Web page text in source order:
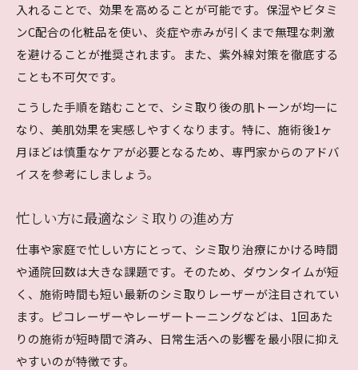
入れることで、効果を高めることが可能です。保湿やビタミ
ンC配合の化粧品を使い、炎症や赤みが引くまで無理な刺激
を避けることが推奨されます。また、紫外線対策を徹底する
ことも不可欠です。
こうした手順を踏むことで、シミ取り後の肌トーンが均一に
なり、美肌効果を実感しやすくなります。特に、施術後1ヶ
月ほどは慎重なケアが必要となるため、専門家からのアドバ
イスを参考にしましょう。
忙しい方に最適なシミ取りの進め方
仕事や家庭で忙しい方にとって、シミ取り治療にかける時間
や通院回数は大きな課題です。そのため、ダウンタイムが短
く、施術時間も短い最新のシミ取りレーザーが注目されてい
ます。ピコレーザーやレーザートーニングなどは、1回あた
りの施術が短時間で済み、日常生活への影響を最小限に抑え
やすいのが特徴です。